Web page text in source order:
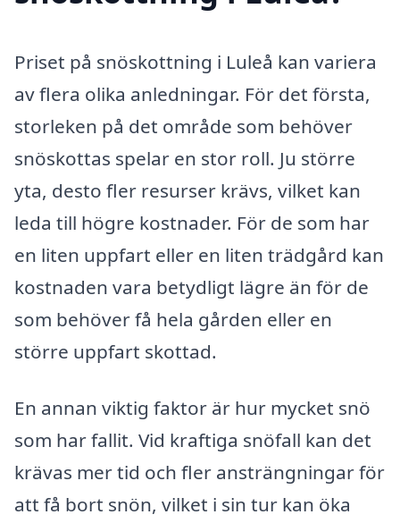
Priset på snöskottning i Luleå kan variera
av flera olika anledningar. För det första,
storleken på det område som behöver
snöskottas spelar en stor roll. Ju större
yta, desto fler resurser krävs, vilket kan
leda till högre kostnader. För de som har
en liten uppfart eller en liten trädgård kan
kostnaden vara betydligt lägre än för de
som behöver få hela gården eller en
större uppfart skottad.
En annan viktig faktor är hur mycket snö
som har fallit. Vid kraftiga snöfall kan det
krävas mer tid och fler ansträngningar för
att få bort snön, vilket i sin tur kan öka